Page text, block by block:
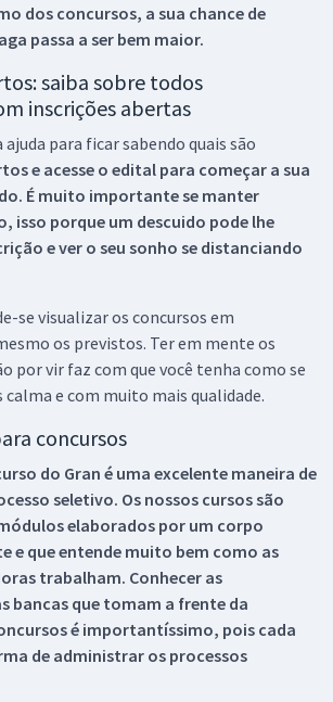
dos concursos, a sua chance de
passa a ser bem maior.
saiba sobre todos
inscrições abertas
para ficar sabendo quais são
e acesse o edital para começar a sua
É muito importante se manter
isso porque um descuido pode lhe
e ver o seu sonho se distanciando
se visualizar os concursos em
os previstos. Ter em mente os
por vir faz com que você tenha como se
e com muito mais qualidade.
concursos
do Gran é uma excelente maneira de
seletivo. Os nossos cursos são
elaborados por um corpo
e que entende muito bem como as
trabalham. Conhecer as
bancas que tomam a frente da
é importantíssimo, pois cada
de administrar os processos